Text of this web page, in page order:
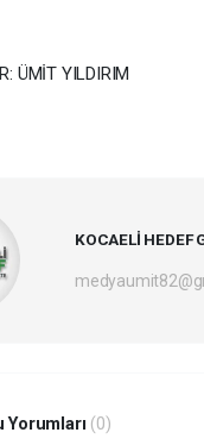
ÜMİT YILDIRIM
KOCAELİ HEDEF
Yorumları (0)